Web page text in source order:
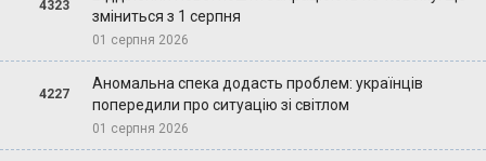
4323
зміниться з 1 серпня
01 серпня 2026
4227
Аномальна спека додасть проблем: українців
попередили про ситуацію зі світлом
01 серпня 2026